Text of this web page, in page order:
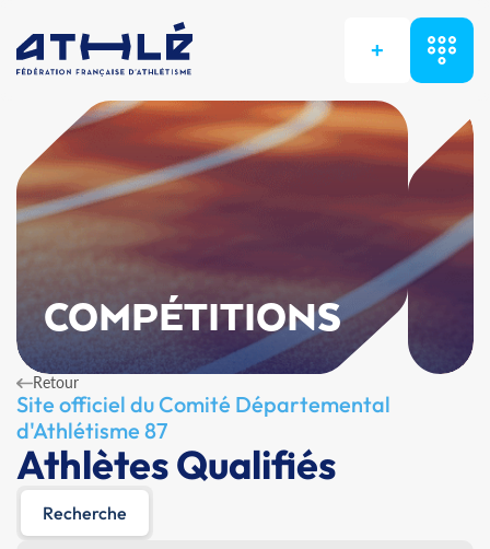
+
COMPÉTITIONS
Retour
Site officiel du Comité Départemental
d'Athlétisme 87
Athlètes Qualifiés
Recherche